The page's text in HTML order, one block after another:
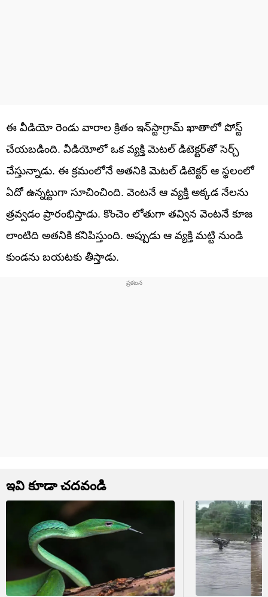
ఈ వీడియో రెండు వారాల క్రితం ఇన్‌స్టాగ్రామ్ ఖాతాలో పోస్ట్
చేయబడింది. వీడియోలో ఒక వ్యక్తి మెటల్ డిటెక్టర్‌తో సెర్చ్‌
చేస్తున్నాడు. ఈ క్రమంలోనే అతనికి మెటల్ డిటెక్టర్ ఆ స్థలంలో
ఏదో ఉన్నట్టుగా సూచించింది. వెంటనే ఆ వ్యక్తి అక్కడ నేలను
త్రవ్వడం ప్రారంభిస్తాడు. కొంచెం లోతుగా తవ్విన వెంటనే కూజ
లాంటిది అతనికి కనిపిస్తుంది. అప్పుడు ఆ వ్యక్తి మట్టి నుండి
కుండను బయటకు తీస్తాడు.
ఇవి కూడా చదవండి